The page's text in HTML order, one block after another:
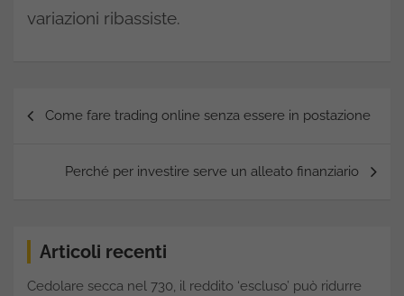
variazioni ribassiste.
Navigazione
Come fare trading online senza essere in postazione
Perché per investire serve un alleato finanziario
Articoli recenti
Cedolare secca nel 730, il reddito ‘escluso’ può ridurre